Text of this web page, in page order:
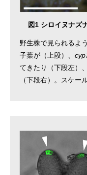
図1 シロイヌナズ
野生株で見られるよ
子葉が（上段）、
てきたり（下段左）
（下段右）。スケー